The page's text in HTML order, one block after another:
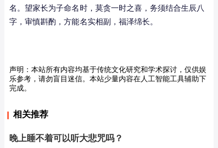
名。望家长为子命名时，莫贪一时之喜，务须结合生辰八
字，审慎斟酌，方能名实相副，福泽绵长。
声明：本站所有内容均基于传统文化研究和学术探讨，仅供娱
乐参考，请勿盲目迷信。本站少量内容在人工智能工具辅助下
完成。
相关推荐
晚上睡不着可以听大悲咒吗？